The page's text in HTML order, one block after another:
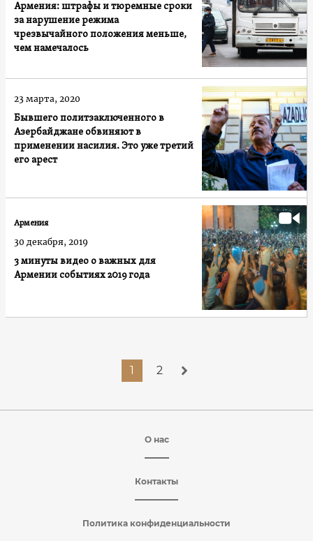
Армения: штрафы и тюремные сроки
за нарушение режима
чрезвычайного положения меньше,
чем намечалось
Бывшего политзаключенного в
Азербайджане обвиняют в
применении насилия. Это уже третий
его арест
23 марта, 2020
3 минуты видео о важных для
Армении событиях 2019 года
Армения
30 декабря, 2019
1 2
О нас
Контакты
Политика конфиденциальности